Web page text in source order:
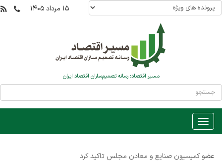
۱۵ مرداد ۱۴۰۵
مسیر اقتصاد؛ رسانه تصمیم‌سازان اقتصاد ایران
عضو کمیسیون صنایع و معادن مجلس تاکید کرد